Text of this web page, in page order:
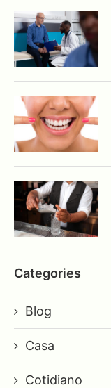
Categories
Blog
Casa
Cotidiano